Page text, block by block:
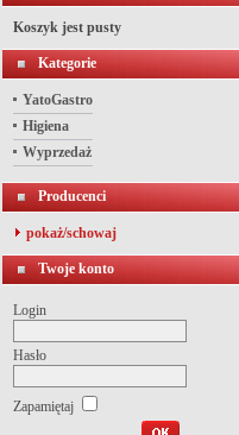
Koszyk jest pusty
Kategorie
YatoGastro
Higiena
Wyprzedaż
Producenci
pokaż/schowaj
Twoje konto
Login
Hasło
Zapamiętaj